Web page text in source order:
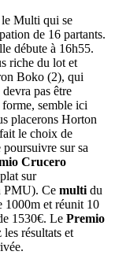
le Multi qui se
de 16 partants.
débute à 16h55.
riche du lot et
Boko (2), qui
pas être
semble ici
placerons Horton
le choix de
sur sa
Crucero
sur
PMU). Ce multi du
1000m et réunit 10
1530€. Le Premio
résultats et